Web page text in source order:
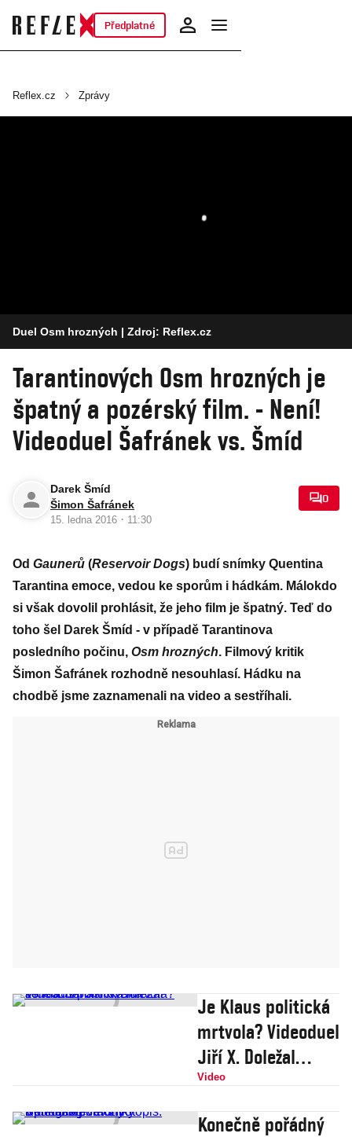
Předplatné
Reflex.cz Zprávy
Duel Osm hrozných | Zdroj: Reflex.cz
Tarantinových Osm hrozných je
špatný a pozérský film. - Není!
Videoduel Šafránek vs. Šmíd
Darek Šmíd
Šimon Šafránek
15. ledna 2016 · 11:30
0
Od Gaunerů (Reservoir Dogs) budí snímky Quentina
Tarantina emoce, vedou ke sporům i hádkám. Málokdo
si však dovolil prohlásit, že jeho film je špatný. Teď do
toho šel Darek Šmíd - v případě Tarantinova
posledního počinu, Osm hrozných. Filmový kritik
Šimon Šafránek rozhodně nesouhlasí. Hádku na
chodbě jsme zaznamenali na video a sestříhali.
Je Klaus politická
mrtvola? Videoduel
Jiří X. Doležal
kontra Tomáš
Klvaňa
Video
Konečně pořádný